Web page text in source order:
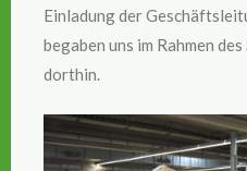
Einladung der
begaben uns im Rahmen
dorthin.